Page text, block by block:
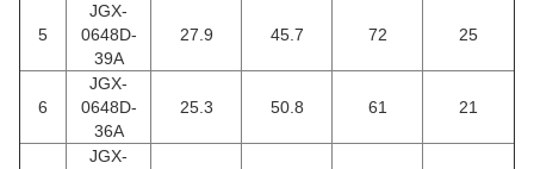
5
JGX-
0648D-
39A
27.9 45.7 72 25
6
JGX-
0648D-
36A
25.3 50.8 61 21
JGX-